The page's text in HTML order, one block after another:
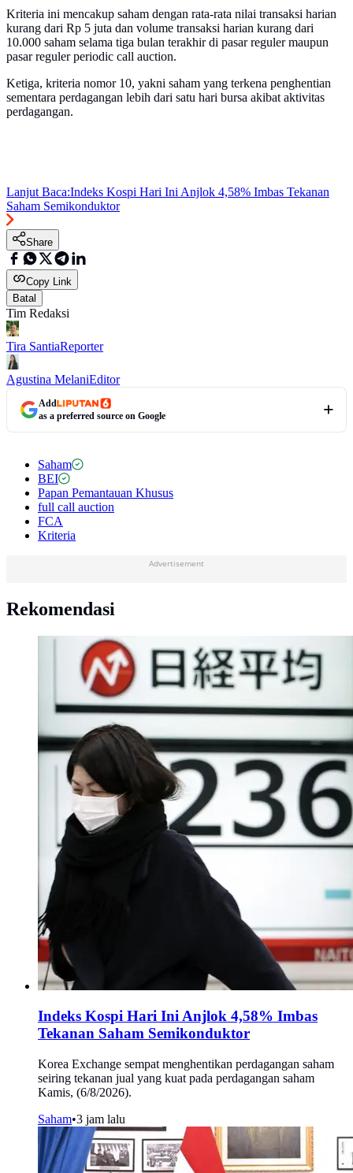
Kriteria ini mencakup saham dengan rata-rata nilai transaksi harian
kurang dari Rp 5 juta dan volume transaksi harian kurang dari
10.000 saham selama tiga bulan terakhir di pasar reguler maupun
pasar reguler periodic call auction.
Ketiga, kriteria nomor 10, yakni saham yang terkena penghentian
sementara perdagangan lebih dari satu hari bursa akibat aktivitas
perdagangan.
Lanjut Baca:Indeks Kospi Hari Ini Anjlok 4,58% Imbas Tekanan
Saham Semikonduktor
Share
Copy Link
Batal
Tim Redaksi
Tira SantiaReporter
Agustina MelaniEditor
Add
as a preferred source on Google
Saham
BEI
Papan Pemantauan Khusus
full call auction
FCA
Kriteria
Advertisement
Rekomendasi
Indeks Kospi Hari Ini Anjlok 4,58% Imbas
Tekanan Saham Semikonduktor
Korea Exchange sempat menghentikan perdagangan saham
seiring tekanan jual yang kuat pada perdagangan saham
Kamis, (6/8/2026).
Saham•3 jam lalu